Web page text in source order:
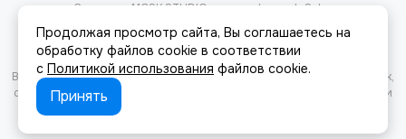
Сделано в MOSK.STUDIO для платформы InSales
Вся представленная на сайте информация, касающаяся характеристик,
стоимости товаров и услуг, носит информационный характер и ни при
каких условиях не является публичной офертой, определяемой
Продолжая просмотр сайта, Вы соглашаетесь на
обработку файлов cookie в соответствии
с Политикой использования файлов cookie.
Принять